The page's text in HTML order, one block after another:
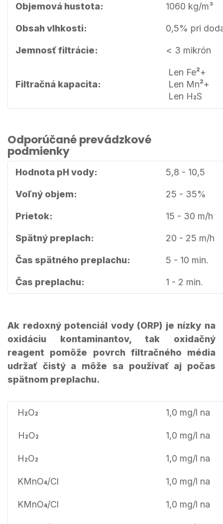
Objemová hustota: 1060 kg/m³
Obsah vlhkosti: 0,5% pri
Jemnosť filtrácie: < 3 mikrón
Filtračná kapacita:
Len Fe2+
Len Mn2+
Len H 2S
Odporúčané prevádzkové
podmienky
Hodnota pH vody: 5,8 - 10,5
Voľný objem: 25 - 35%
Prietok: 15 - 30 m/h
Spätný preplach: 20 - 25 m/h
Čas spätného preplachu: 5 - 10 min.
Čas preplachu: 1 - 2 min.
Ak redoxný potenciál vody (ORP) je nízky na
oxidáciu kontaminantov, tak oxidačný
reagent pomôže povrch filtračného média
udržať čistý a môže sa používať aj počas
spätnom preplachu.
H 2O2 1,0 mg/l na
H 2O2 1,0 mg/l na
H 2O2 1,0 mg/l na
KMnO4/Cl 1,0 mg/l na
KMnO4/Cl 1,0 mg/l na